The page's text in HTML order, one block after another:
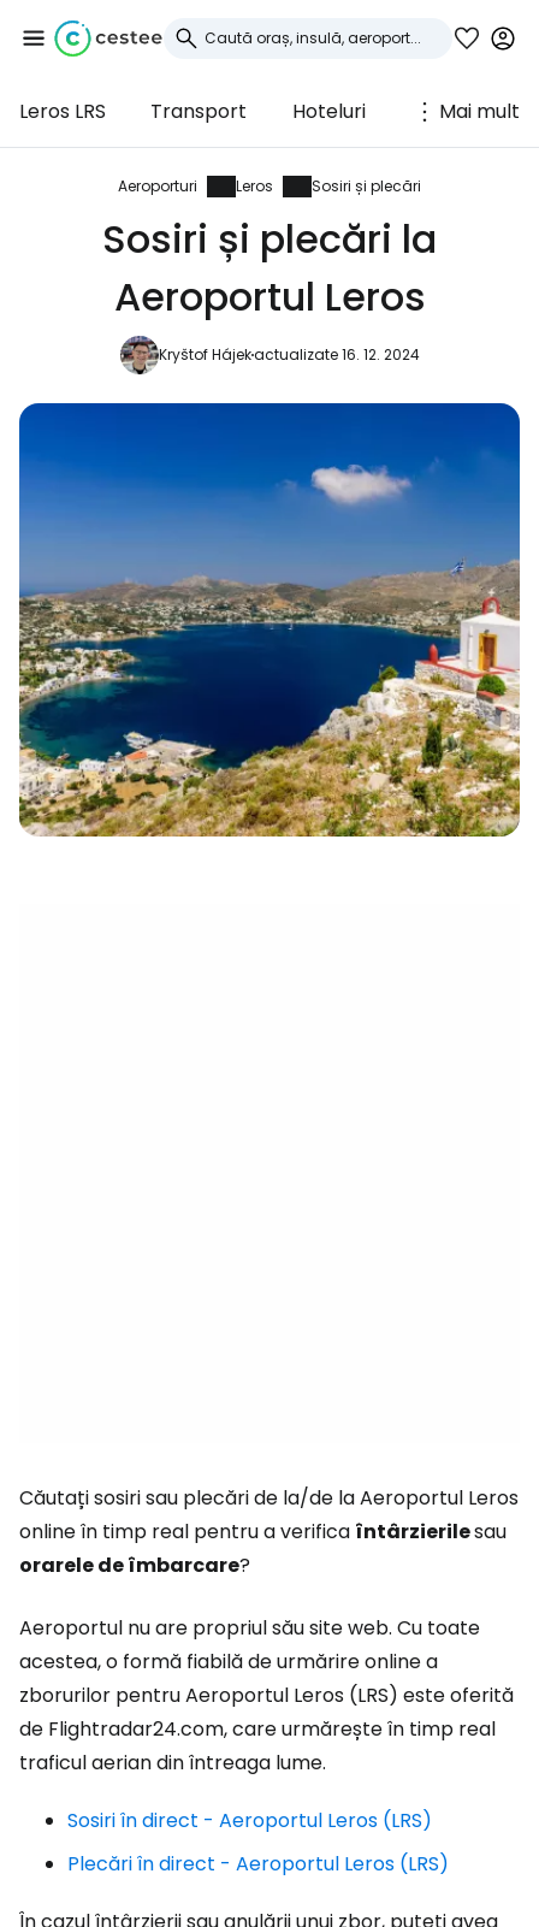
Leros LRS Transport Hoteluri Mai mult
Aeroporturi Leros Sosiri și plecări
Sosiri și plecări la
Aeroportul Leros
Kryštof Hájekactualizate 16. 12. 2024
Căutați sosiri sau plecări de la/de la Aeroportul Leros
online în timp real pentru a verifica întârzierilesau
orarele de îmbarcare?
Aeroportul nu are propriul său site web. Cu toate
acestea, o formă fiabilă de urmărire online a
zborurilor pentru Aeroportul Leros (LRS) este oferită
de Flightradar24.com, care urmărește în timp real
traficul aerian din întreaga lume.
Sosiri în direct - Aeroportul Leros (LRS)
Plecări în direct - Aeroportul Leros (LRS)
Conectați-vă la
Cestee
... comunitatea mondială a călătorilor
Continuați cu Google